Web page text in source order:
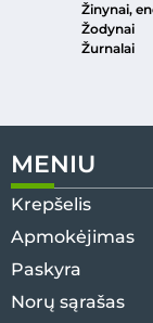
Žinynai,
Žodynai
Žurnalai
MENIU
Krepšelis
Apmokėjimas
Paskyra
Norų sąrašas